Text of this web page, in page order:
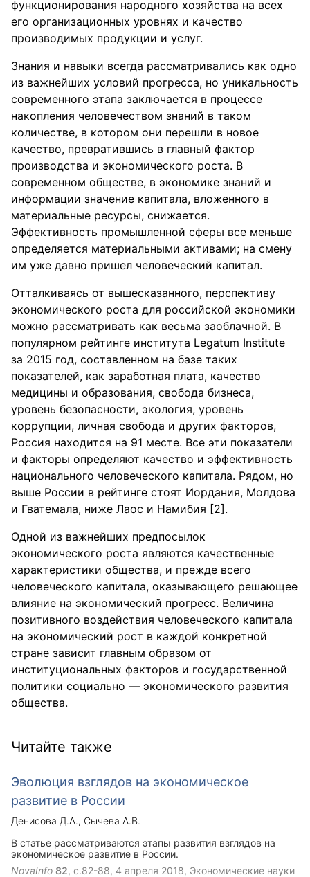
функционирования народного хозяйства на всех
его организационных уровнях и качество
производимых продукции и услуг.
Знания и навыки всегда рассматривались как одно
из важнейших условий прогресса, но уникальность
современного этапа заключается в процессе
накопления человечеством знаний в таком
количестве, в котором они перешли в новое
качество, превратившись в главный фактор
производства и экономического роста. В
современном обществе, в экономике знаний и
информации значение капитала, вложенного в
материальные ресурсы, снижается.
Эффективность промышленной сферы все меньше
определяется материальными активами; на смену
им уже давно пришел человеческий капитал.
Отталкиваясь от вышесказанного, перспективу
экономического роста для российской экономики
можно рассматривать как весьма заоблачной. В
популярном рейтинге института Legatum Institute
за 2015 год, составленном на базе таких
показателей, как заработная плата, качество
медицины и образования, свобода бизнеса,
уровень безопасности, экология, уровень
коррупции, личная свобода и других факторов,
Россия находится на 91 месте. Все эти показатели
и факторы определяют качество и эффективность
национального человеческого капитала. Рядом, но
выше России в рейтинге стоят Иордания, Молдова
и Гватемала, ниже Лаос и Намибия [2].
Одной из важнейших предпосылок
экономического роста являются качественные
характеристики общества, и прежде всего
человеческого капитала, оказывающего решающее
влияние на экономический прогресс. Величина
позитивного воздействия человеческого капитала
на экономический рост в каждой конкретной
стране зависит главным образом от
институциональных факторов и государственной
политики социально — экономического развития
общества.
Читайте также
Эволюция взглядов на экономическое
развитие в России
Денисова Д.А.
Сычева А.В.
В статье рассматриваются этапы развития взглядов на
экономическое развитие в России.
NovaInfo 82, с.82-88, 4 апреля 2018, Экономические науки